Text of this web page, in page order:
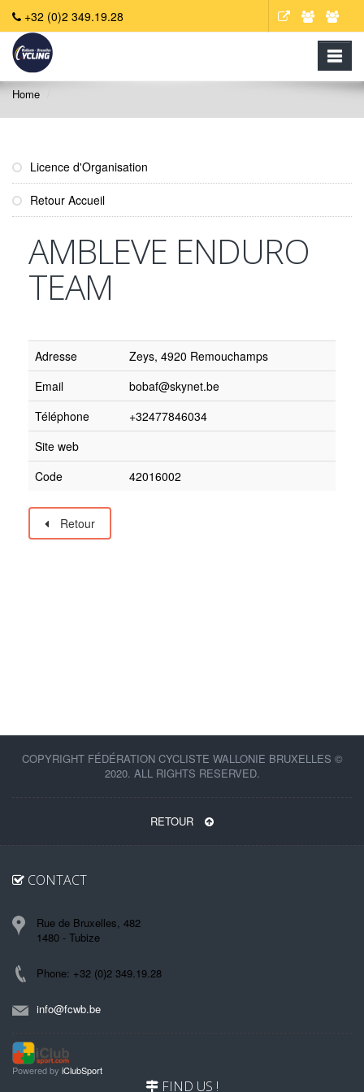
+32 (0)2 349.19.28
Home
Licence d'Organisation
Retour Accueil
AMBLEVE ENDURO
TEAM
Adresse
Zeys, 4920 Remouchamps
Email
bobaf@skynet.be
Téléphone
+32477846034
Site web
Code
42016002
Retour
COPYRIGHT FÉDÉRATION CYCLISTE WALLONIE BRUXELLES ©
2020. ALL RIGHTS RESERVED.
RETOUR
CONTACT
Rue de Bruxelles, 482
1480 - Tubize
Phone: +32 (0)2 349.19.28
info@fcwb.be
Powered by iClubSport
FIND US !